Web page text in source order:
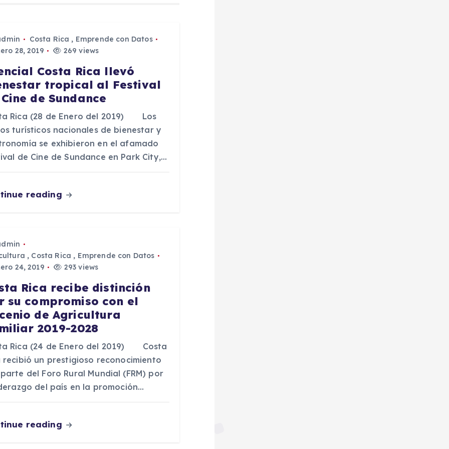
Costa Rica , Emprende con Datos
28, 2019
269 views
Costa Rica llevó
tropical al Festival
de Sundance
Rica (28 de Enero del 2019) Los
turísticos nacionales de bienestar y
se exhibieron en el afamado
de Cine de Sundance en Park City,…
reading
, Costa Rica , Emprende con Datos
24, 2019
293 views
Rica recibe distinción
su compromiso con el
de Agricultura
2019-2028
Rica (24 de Enero del 2019) Costa
recibió un prestigioso reconocimiento
del Foro Rural Mundial (FRM) por
del país en la promoción…
reading